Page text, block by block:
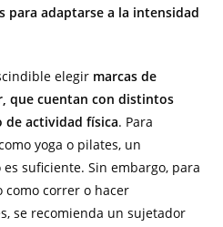
para adaptarse a la intensidad
elegir marcas de
que cuentan con distintos
de actividad física. Para
yoga o pilates, un
suficiente. Sin embargo, para
como correr o hacer
se recomienda un sujetador